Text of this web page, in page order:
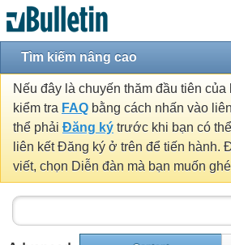
Tìm kiếm nâng cao
Nếu đây là chuyến thăm đầu tiên của
kiểm tra FAQ bằng cách nhấn vào
thể phải Đăng ký trước khi bạn có
liên kết Đăng ký ở trên để tiến hành.
viết, chọn Diễn đàn mà bạn muốn